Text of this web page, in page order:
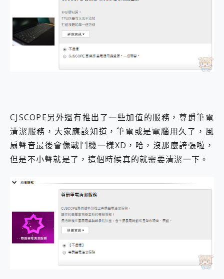
CJSCOPE另外還有推出了一些加值的服務，尊爵筆電
清潔服務，大家應該知道，筆電或是電腦用久了，風
扇聲音最後會像戰鬥機一樣XD，哈，沒那麼誇張啦，
但是不小聲就是了，這個時候真的就需要清潔一下。